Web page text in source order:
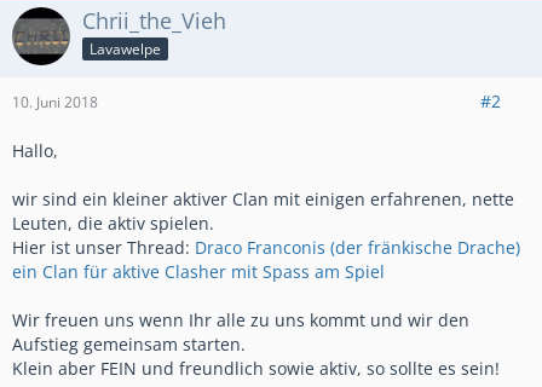
Chrii_the_Vieh
Lavawelpe
10. Juni 2018 #2
Hallo,
wir sind ein kleiner aktiver Clan mit einigen erfahrenen, nette
Leuten, die aktiv spielen.
Hier ist unser Thread: Draco Franconis (der fränkische Drache)
ein Clan für aktive Clasher mit Spass am Spiel
Wir freuen uns wenn Ihr alle zu uns kommt und wir den
Aufstieg gemeinsam starten.
Klein aber FEIN und freundlich sowie aktiv, so sollte es sein!